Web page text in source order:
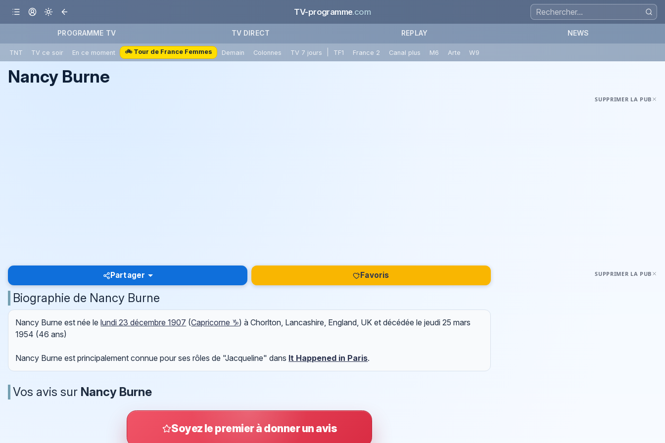
TV-programme.com
PROGRAMME TV TV DIRECT REPLAY NEWS
TNT TV ce soir En ce moment 🚲 Tour de France Femmes Demain Colonnes TV 7 jours TF1 France 2 Canal plus M6 Arte W9
Nancy Burne
SUPPRIMER LA PUB
Partager Favoris
Biographie de Nancy Burne
Nancy Burne est née lelundi 23 décembre 1907 (Capricorne ♑) à Chorlton, Lancashire, England, UK et décédée lejeudi 25 mars
1954 (46 ans)
Nancy Burne est principalement connue pour ses rôles de "Jacqueline" dans It Happened in Paris.
Vos avis sur Nancy Burne
Soyez le premier à donner un avis
SUPPRIMER LA PUB